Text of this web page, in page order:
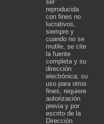
ser
reproducida
con fines no
lucrativos,
siempre y
cuando no se
mutile, se cite
la fuente
completa y su
dirección
electrónica; su
uso para otros
fines, requiere
autorización
previa y por
escrito de la
Dirección